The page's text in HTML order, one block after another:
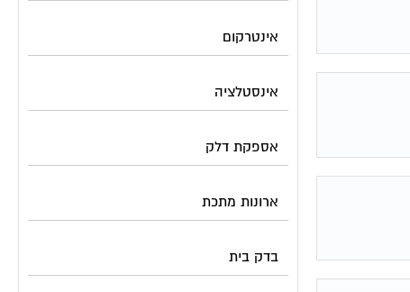
אינטרקום
אינסטלציה
אספקת דלק
ארונות מתכת
בדק בית